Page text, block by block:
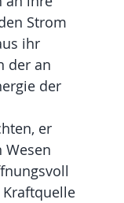
Strom
ihr
der an
der
er